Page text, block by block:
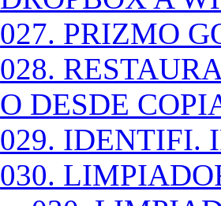
027. PRIZMO
028.
O DESDE
029. IDENTIFI.
030.